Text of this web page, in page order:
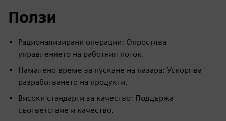
Ползи
Рационализирани операции: Опростява
управлението на работния поток.
Намалено време за пускане на пазара: Ускорява
разработването на продукти.
Високи стандарти за качество: Поддържа
съответствие и качество.